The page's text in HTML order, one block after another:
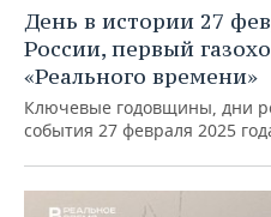
День в истории 27
России, первый
«Реального времени»
Ключевые годовщины, дни
события 27 февраля 2025